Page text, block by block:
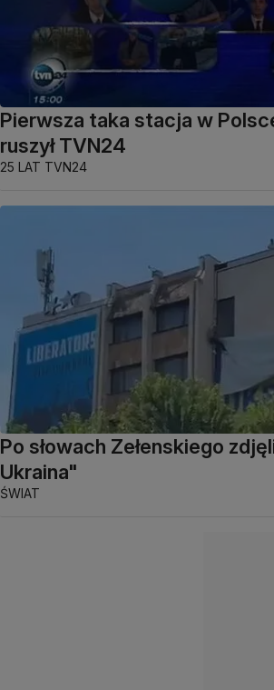
Pierwsza taka stacja w
ruszył TVN24
25 LAT TVN24
Po słowach Zełenskiego
Ukraina"
ŚWIAT